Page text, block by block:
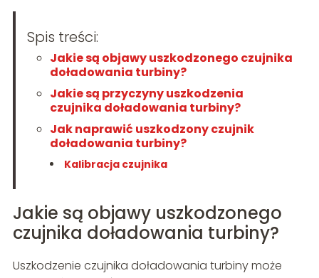
Spis treści:
Jakie są objawy uszkodzonego czujnika
doładowania turbiny?
Jakie są przyczyny uszkodzenia
czujnika doładowania turbiny?
Jak naprawić uszkodzony czujnik
doładowania turbiny?
Kalibracja czujnika
Jakie są objawy uszkodzonego
czujnika doładowania turbiny?
Uszkodzenie czujnika doładowania turbiny może